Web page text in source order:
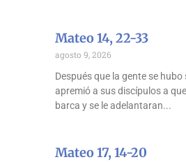
Mateo 14, 22-33
agosto 9, 2026
Después que la gente se
apremió a sus discípulos a
barca y se le adelantaran
Mateo 17, 14-20